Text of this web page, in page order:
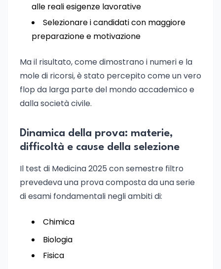
alle reali esigenze lavorative
Selezionare i candidati con maggiore
preparazione e motivazione
Ma il risultato, come dimostrano i numeri e la
mole di ricorsi, è stato percepito come un vero
flop da larga parte del mondo accademico e
dalla società civile.
Dinamica della prova: materie,
difficoltà e cause della selezione
Il test di Medicina 2025 con semestre filtro
prevedeva una prova composta da una serie
di esami fondamentali negli ambiti di:
Chimica
Biologia
Fisica